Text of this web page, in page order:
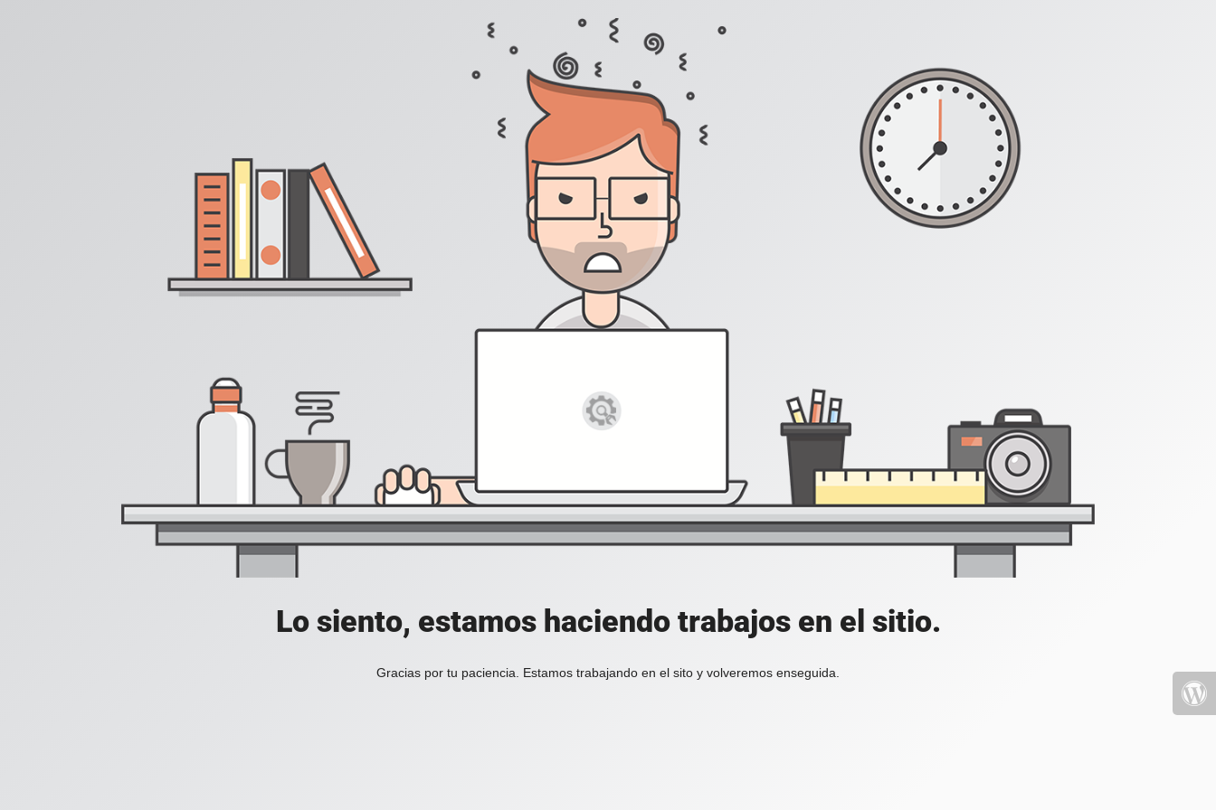
Lo siento, estamos haciendo trabajos en el sitio.
Gracias por tu paciencia. Estamos trabajando en el sito y volveremos enseguida.